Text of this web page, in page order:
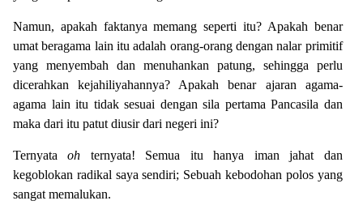
Namun, apakah faktanya memang seperti itu? Apakah benar
umat beragama lain itu adalah orang-orang dengan nalar primitif
yang menyembah dan menuhankan patung, sehingga perlu
dicerahkan kejahiliyahannya? Apakah benar ajaran agama-
agama lain itu tidak sesuai dengan sila pertama Pancasila dan
maka dari itu patut diusir dari negeri ini?
Ternyataoh ternyata! Semua itu hanya iman jahat dan
kegoblokan radikal saya sendiri; Sebuah kebodohan polos yang
sangat memalukan.